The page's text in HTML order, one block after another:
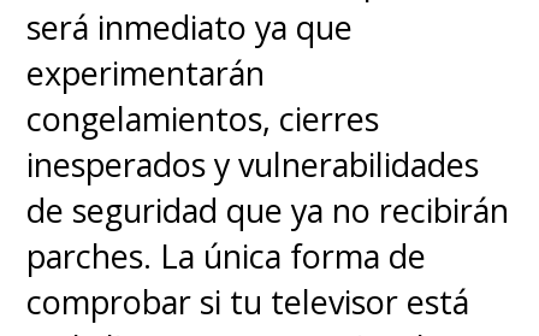
será inmediato ya que
experimentarán
congelamientos, cierres
inesperados y vulnerabilidades
de seguridad que ya no recibirán
parches. La única forma de
comprobar si tu televisor está